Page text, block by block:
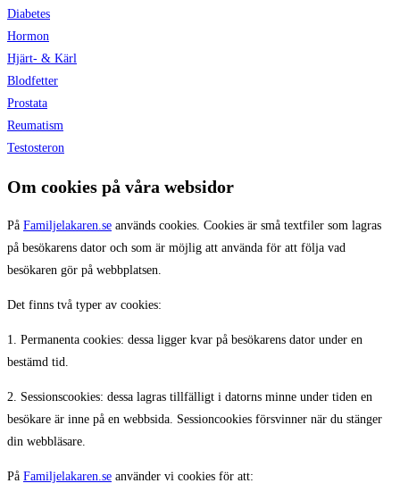
Diabetes
Hormon
Hjärt- & Kärl
Blodfetter
Prostata
Reumatism
Testosteron
Om cookies på våra websidor
På Familjelakaren.se används cookies. Cookies är små textfiler som lagras
på besökarens dator och som är möjlig att använda för att följa vad
besökaren gör på webbplatsen.
Det finns två typer av cookies:
1. Permanenta cookies: dessa ligger kvar på besökarens dator under en
bestämd tid.
2. Sessionscookies: dessa lagras tillfälligt i datorns minne under tiden en
besökare är inne på en webbsida. Sessioncookies försvinner när du stänger
din webbläsare.
På Familjelakaren.se använder vi cookies för att: